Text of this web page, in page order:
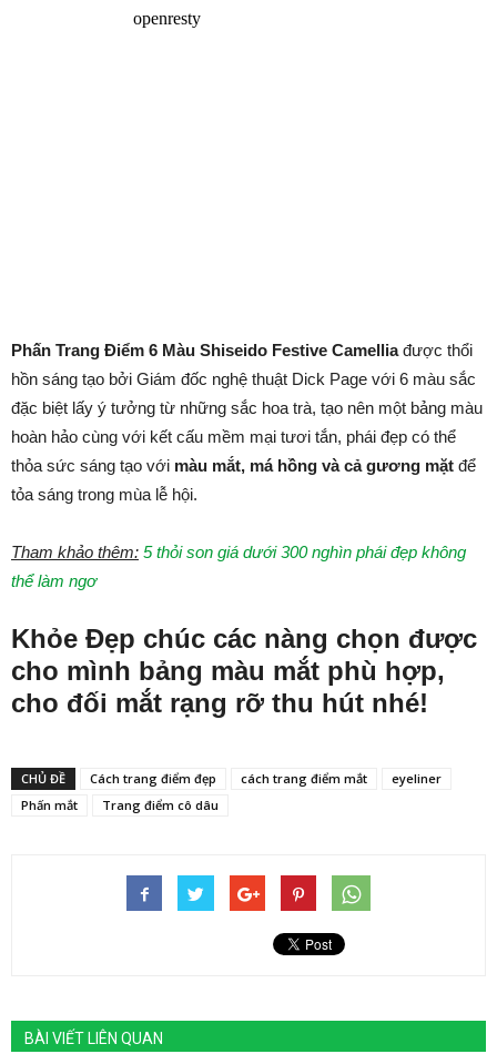
Phấn Trang Điểm 6 Màu Shiseido Festive Camelliađược thổi
hồn sáng tạo bởi Giám đốc nghệ thuật Dick Page với 6 màu sắc
đặc biệt lấy ý tưởng từ những sắc hoa trà, tạo nên một bảng màu
hoàn hảo cùng với kết cấu mềm mại tươi tắn, phái đẹp có thể
thỏa sức sáng tạo với màu mắt, má hồng và cả gương mặt để
tỏa sáng trong mùa lễ hội.
Tham khảo thêm: 5 thỏi son giá dưới 300 nghìn phái đẹp không
thể làm ngơ
Khỏe Đẹp chúc các nàng chọn được
cho mình bảng màu mắt phù hợp,
cho đối mắt rạng rỡ thu hút nhé!
CHỦ ĐỀ Cách trang điểm đẹp cách trang điểm mắt
eyeliner
Phấn mắt
Trang điểm cô dâu
BÀI VIẾT LIÊN QUAN